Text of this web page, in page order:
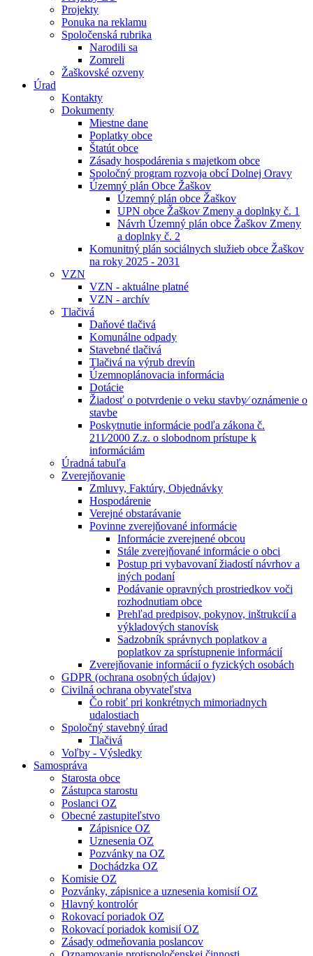
Projekty
Ponuka na reklamu
Spoločenská rubrika
Narodili sa
Zomreli
Žaškovské ozveny
Úrad
Kontakty
Dokumenty
Miestne dane
Poplatky obce
Štatút obce
Zásady hospodárenia s majetkom obce
Spoločný program rozvoja obcí Dolnej Oravy
Územný plán Obce Žaškov
Územný plán obce Žaškov
UPN obce Žaškov Zmeny a doplnky č. 1
Návrh Územný plán obce Žaškov Zmeny
a doplnky č. 2
Komunitný plán sociálnych služieb obce Žaškov
na roky 2025 - 2031
VZN
VZN - aktuálne platné
VZN - archív
Tlačivá
Daňové tlačivá
Komunálne odpady
Stavebné tlačivá
Tlačivá na výrub drevín
Územnoplánovacia informácia
Dotácie
Žiadosť o potvrdenie o veku stavby⁄ oznámenie o
stavbe
Poskytnutie informácie podľa zákona č.
211⁄2000 Z.z. o slobodnom prístupe k
informáciám
Úradná tabuľa
Zverejňovanie
Zmluvy, Faktúry, Objednávky
Hospodárenie
Verejné obstarávanie
Povinne zverejňované informácie
Informácie zverejnené obcou
Stále zverejňované informácie o obci
Postup pri vybavovaní žiadostí návrhov a
iných podaní
Podávanie opravných prostriedkov voči
rozhodnutiam obce
Prehľad predpisov, pokynov, inštrukcií a
výkladových stanovísk
Sadzobník správnych poplatkov a
poplatkov za sprístupnenie informácií
Zverejňovanie informácií o fyzických osobách
GDPR (ochrana osobných údajov)
Civilná ochrana obyvateľstva
Čo robiť pri konkrétnych mimoriadnych
udalostiach
Spoločný stavebný úrad
Tlačivá
Voľby - Výsledky
Samospráva
Starosta obce
Zástupca starostu
Poslanci OZ
Obecné zastupiteľstvo
Zápisnice OZ
Uznesenia OZ
Pozvánky na OZ
Dochádzka OZ
Komisie OZ
Pozvánky, zápisnice a uznesenia komisií OZ
Hlavný kontrolór
Rokovací poriadok OZ
Rokovací poriadok komisií OZ
Zásady odmeňovania poslancov